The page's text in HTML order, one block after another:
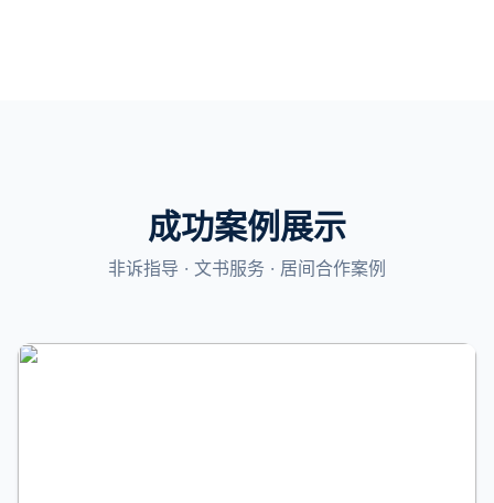
成功案例展示
非诉指导 · 文书服务 · 居间合作案例